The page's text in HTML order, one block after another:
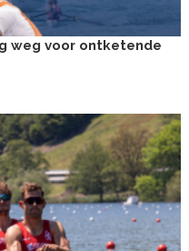
weg voor ontketende